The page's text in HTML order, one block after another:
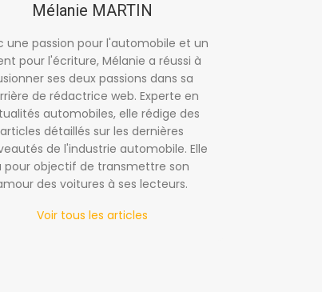
Mélanie MARTIN
une passion pour l'automobile et un
pour l'écriture, Mélanie a réussi à
ses deux passions dans sa
de rédactrice web. Experte en
automobiles, elle rédige des
articles détaillés sur les dernières
de l'industrie automobile. Elle
pour objectif de transmettre son
des voitures à ses lecteurs.
Voir tous les articles